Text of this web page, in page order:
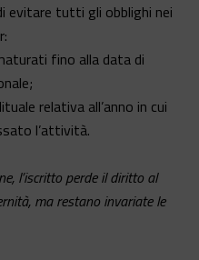
evitare tutti gli obblighi nei
fino alla data di
relativa all’anno in cui
l’attività.
l’iscritto perde il diritto al
ma restano invariate le